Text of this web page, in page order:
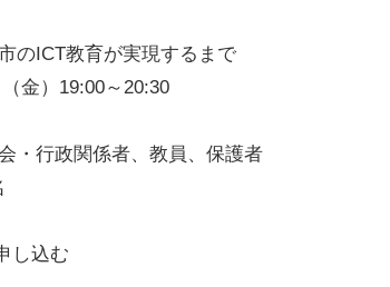
のICT教育が実現するまで
金）19:00～20:30
・行政関係者、教員、保護者
し込む